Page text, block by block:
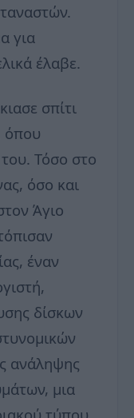
για
έλαβε.
σπίτι
όπου
Τόσο στο
όσο και
Άγιο
έναν
δίσκων
ανάληψης
μια